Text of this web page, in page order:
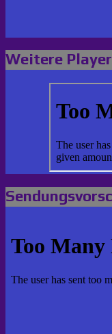
Weitere Player